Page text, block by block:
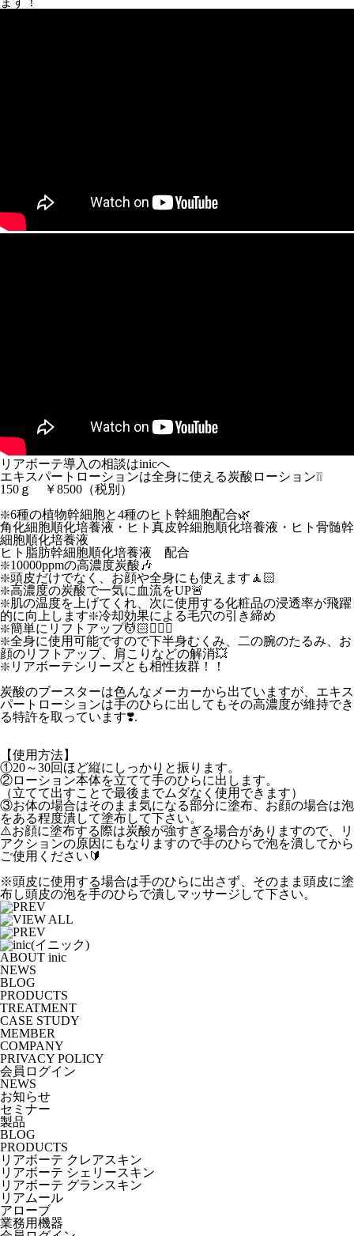
リアボーテ導入の相談はinicへ
エキスパートローションは全身に使える炭酸ローション❕❕
150ｇ ￥8500（税別）
❇️6種の植物幹細胞と4種のヒト幹細胞配合🌿
角化細胞順化培養液・ヒト真皮幹細胞順化培養液・ヒト骨髄幹
細胞順化培養液
ヒト脂肪幹細胞順化培養液 配合
❇️10000ppmの高濃度炭酸🎶
❇️頭皮だけでなく、お顔や全身にも使えます🧘🏻
❇️高濃度の炭酸で一気に血流をUP🚨
❇️肌の温度を上げてくれ、次に使用する化粧品の浸透率が飛躍
的に向上します❇️冷却効果による毛穴の引き締め
❇️簡単にリフトアップ💆🏻💆🏻‍♀️
❇️全身に使用可能ですので下半身むくみ、二の腕のたるみ、お
顔のリフトアップ、肩こりなどの解消💥
❇️リアボーテシリーズとも相性抜群！！
炭酸のブースターは色んなメーカーから出ていますが、エキス
パートローションは手のひらに出してもその高濃度が維持でき
る特許を取っています❣️.
【使用方法】
①20～30回ほど縦にしっかりと振ります。
②ローション本体を立てて手のひらに出します。
（立てて出すことで最後までムダなく使用できます）
③お体の場合はそのまま気になる部分に塗布、お顔の場合は泡
をある程度潰して塗布して下さい。
⚠️お顔に塗布する際は炭酸が強すぎる場合がありますので、リ
アクションの原因にもなりますので手のひらで泡を潰してから
ご使用ください🔰
※頭皮に使用する場合は手のひらに出さず、そのまま頭皮に塗
布し頭皮の泡を手のひらで潰しマッサージして下さい。
ABOUT inic
NEWS
BLOG
PRODUCTS
TREATMENT
CASE STUDY
MEMBER
COMPANY
PRIVACY POLICY
会員ログイン
NEWS
お知らせ
セミナー
製品
BLOG
PRODUCTS
リアボーテ クレアスキン
リアボーテ シェリースキン
リアボーテ グランスキン
リアムール
アローブ
業務用機器